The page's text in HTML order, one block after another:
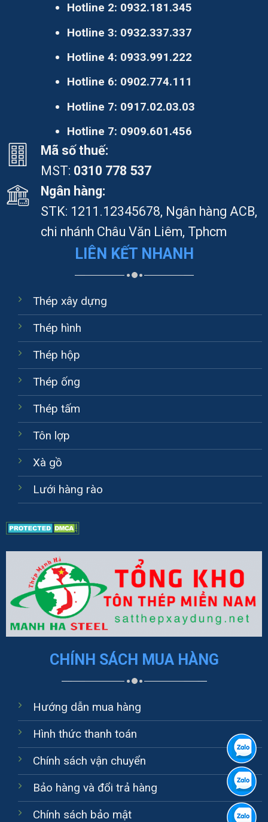
Hotline 2: 0932.181.345
Hotline 3: 0932.337.337
Hotline 4: 0933.991.222
Hotline 6: 0902.774.111
Hotline 7: 0917.02.03.03
Hotline 7: 0909.601.456
Mã số thuế:
MST: 0310 778 537
Ngân hàng:
STK: 1211.12345678, Ngân hàng ACB,
chi nhánh Châu Văn Liêm, Tphcm
LIÊN KẾT NHANH
Thép xây dựng
Thép hình
Thép hộp
Thép ống
Thép tấm
Tôn lợp
Xà gồ
Lưới hàng rào
CHÍNH SÁCH MUA HÀNG
Hướng dẫn mua hàng
Hình thức thanh toán
Chính sách vận chuyển
Bảo hàng và đổi trả hàng
Chính sách bảo mật